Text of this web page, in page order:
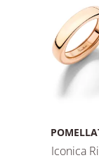
Iconica